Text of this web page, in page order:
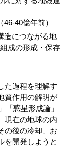
46-40億年前）
造につながる地
成の形成・保存
た過程を理解す
質作用の解明が
「惑星形成論」
現在の地球の内
の後の冷却、お
を開発しようと